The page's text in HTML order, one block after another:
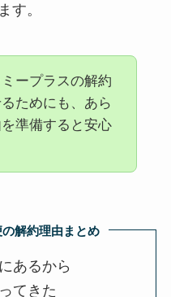
す。
ープラスの解約
ためにも、あら
準備すると安心
の解約理由まとめ
あるから
てきた